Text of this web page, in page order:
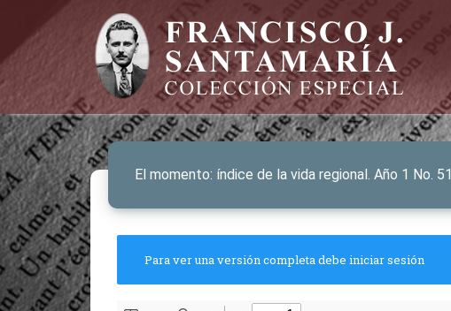
El momento: índice de la vida regional. Año 1 No. 51
Para ver una versión completa debe iniciar sesión